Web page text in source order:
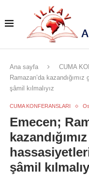
Ana sayfa CUMA
Ramazan’da
şâmil kılmalıyız
CUMA KONFERANSLARI
Emecen;
şâmil